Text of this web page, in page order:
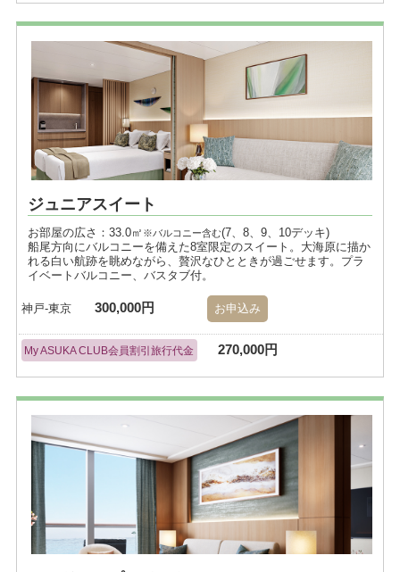
ジュニアスイート
お部屋の広さ：33.0㎡ ※バルコニー含む(7、8、9、10デッキ)
船尾方向にバルコニーを備えた8室限定のスイート。大海原に描か
れる白い航跡を眺めながら、贅沢なひとときが過ごせます。プラ
イベートバルコニー、バスタブ付。
神戸-東京 300,000円 お申込み
My ASUKA CLUB会員割引旅行代金 270,000円